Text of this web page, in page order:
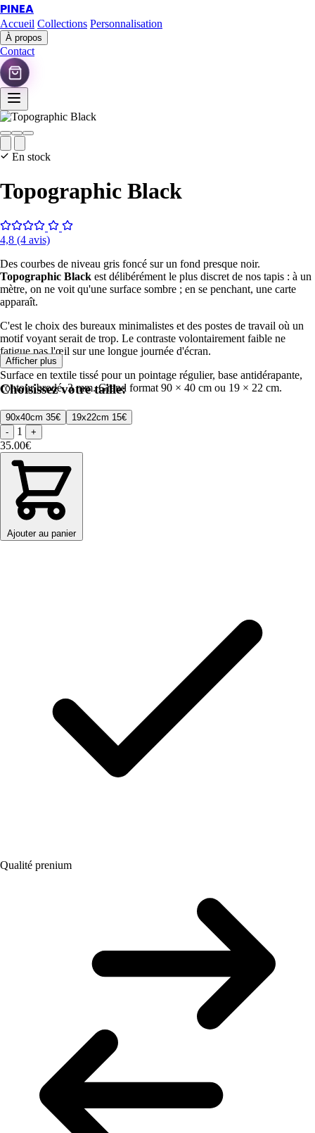
PINEA
Accueil Collections Personnalisation
À propos
Contact
En stock
Topographic Black
4,8 (4 avis)
Des courbes de niveau gris foncé sur un fond presque noir.
Topographic Black est délibérément le plus discret de nos tapis : à un
mètre, on ne voit qu'une surface sombre ; en se penchant, une carte
apparaît.
C'est le choix des bureaux minimalistes et des postes de travail où un
motif voyant serait de trop. Le contraste volontairement faible ne
fatigue pas l'œil sur une longue journée d'écran.
Surface en textile tissé pour un pointage régulier, base antidérapante,
contour brodé, 3 mm. Grand format 90 × 40 cm ou 19 × 22 cm.
Afficher plus
Choisissez votre taille:
90x40cm 35€ 19x22cm 15€
-
1 +
35.00€
Ajouter au panier
Qualité prenium